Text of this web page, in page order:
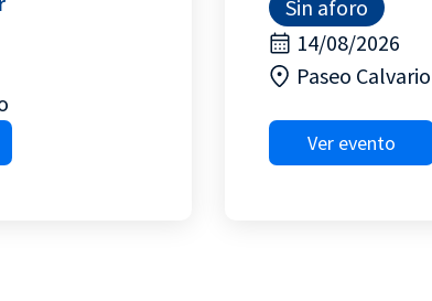
Sin aforo
14/08/2026
Paseo Calvario
Ver evento